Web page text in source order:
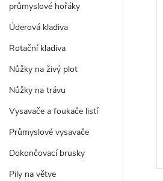
průmyslové hořáky
Úderová kladiva
Rotační kladiva
Nůžky na živý plot
Nůžky na trávu
Vysavače a foukače listí
Průmyslové vysavače
Dokončovací brusky
Pily na větve